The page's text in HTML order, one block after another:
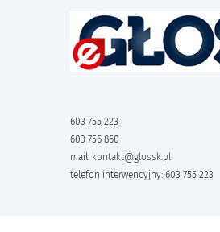
603 755 223
603 756 860
mail: kontakt@glossk.pl
telefon interwencyjny: 603 755 223